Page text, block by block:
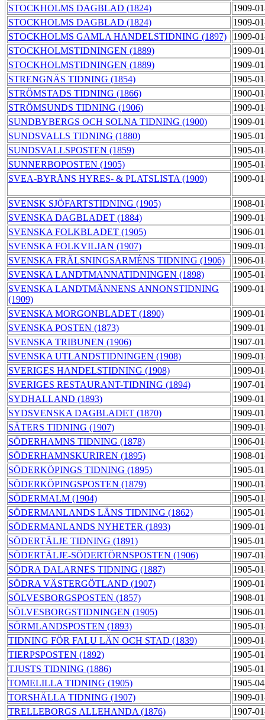
STOCKHOLMS DAGBLAD (1824)
1909-
STOCKHOLMS DAGBLAD (1824)
1909-
STOCKHOLMS GAMLA HANDELSTIDNING (1897)
1909-
STOCKHOLMSTIDNINGEN (1889)
1909-
STOCKHOLMSTIDNINGEN (1889)
1909-
STRENGNÄS TIDNING (1854)
1905-
STRÖMSTADS TIDNING (1866)
1900-
STRÖMSUNDS TIDNING (1906)
1909-
SUNDBYBERGS OCH SOLNA TIDNING (1900)
1909-
SUNDSVALLS TIDNING (1880)
1905-
SUNDSVALLSPOSTEN (1859)
1905-
SUNNERBOPOSTEN (1905)
1905-
SVEA-BYRÅNS HYRES- & PLATSLISTA (1909)
1909-
SVENSK SJÖFARTSTIDNING (1905)
1908-
SVENSKA DAGBLADET (1884)
1909-
SVENSKA FOLKBLADET (1905)
1906-
SVENSKA FOLKVILJAN (1907)
1909-
SVENSKA FRÄLSNINGSARMÉNS TIDNING (1906)
1906-
SVENSKA LANDTMANNATIDNINGEN (1898)
1905-
SVENSKA LANDTMÄNNENS ANNONSTIDNING
(1909)
1909-
SVENSKA MORGONBLADET (1890)
1909-
SVENSKA POSTEN (1873)
1909-
SVENSKA TRIBUNEN (1906)
1907-
SVENSKA UTLANDSTIDNINGEN (1908)
1909-
SVERIGES HANDELSTIDNING (1908)
1909-
SVERIGES RESTAURANT-TIDNING (1894)
1907-
SYDHALLAND (1893)
1909-
SYDSVENSKA DAGBLADET (1870)
1909-
SÄTERS TIDNING (1907)
1909-
SÖDERHAMNS TIDNING (1878)
1906-
SÖDERHAMNSKURIREN (1895)
1908-
SÖDERKÖPINGS TIDNING (1895)
1905-
SÖDERKÖPINGSPOSTEN (1879)
1900-
SÖDERMALM (1904)
1905-
SÖDERMANLANDS LÄNS TIDNING (1862)
1905-
SÖDERMANLANDS NYHETER (1893)
1909-
SÖDERTÄLJE TIDNING (1891)
1905-
SÖDERTÄLJE-SÖDERTÖRNSPOSTEN (1906)
1907-
SÖDRA DALARNES TIDNING (1887)
1905-
SÖDRA VÄSTERGÖTLAND (1907)
1909-
SÖLVESBORGSPOSTEN (1857)
1908-
SÖLVESBORGSTIDNINGEN (1905)
1906-
SÖRMLANDSPOSTEN (1893)
1905-
TIDNING FÖR FALU LÄN OCH STAD (1839)
1909-
TIERPSPOSTEN (1892)
1905-
TJUSTS TIDNING (1886)
1905-
TOMELILLA TIDNING (1905)
1905-
TORSHÄLLA TIDNING (1907)
1909-
TRELLEBORGS ALLEHANDA (1876)
1907-